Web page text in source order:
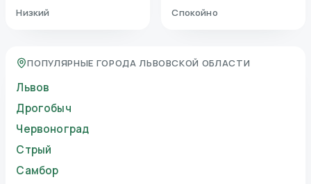
Низкий Спокойно
ПОПУЛЯРНЫЕ ГОРОДА ЛЬВОВСКОЙ ОБЛАСТИ
Львов
Дрогобыч
Червоноград
Стрый
Самбор